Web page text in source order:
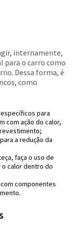
internamente,
para o carro como
Dessa forma, é
como
para
com ação do calor,
a redução da
faça o uso de
calor dentro do
componentes